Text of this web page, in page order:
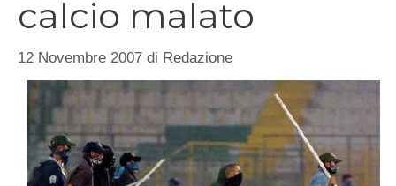
calcio malato
12 Novembre 2007 di Redazione